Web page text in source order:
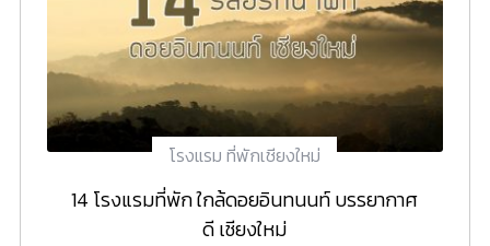
โรงแรม ที่พักเชียงใหม่
14 โรงแรมที่พัก ใกล้ดอยอินทนนท์ บรรยากาศ
ดี เชียงใหม่